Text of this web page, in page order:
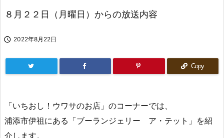
８月２２日（月曜日）からの放送内容
 2022年8月22日
Copy
「いちおし！ウワサのお店」のコーナーでは、
浦添市伊祖にある「ブーランジェリー ア・テット」を紹
介します。